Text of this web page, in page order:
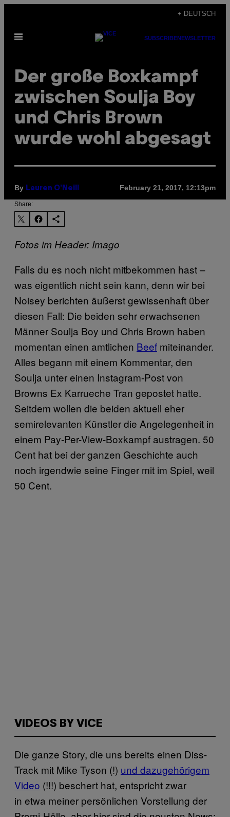
content
+ DEUTSCH
Open
SUBSCRIBENEWSLETTER
Der große Boxkampf
zwischen Soulja Boy
und Chris Brown
wurde wohl abgesagt
By Lauren O'Neill February 21, 2017, 12:13pm
Share:
Fotos im Header: Imago
Falls du es noch nicht mitbekommen hast –
was eigentlich nicht sein kann, denn wir bei
Noisey berichten äußerst gewissenhaft über
diesen Fall: Die beiden sehr erwachsenen
Männer Soulja Boy und Chris Brown haben
momentan einen amtlichen Beef miteinander.
Alles begann mit einem Kommentar, den
Soulja unter einen Instagram-Post von
Browns Ex Karrueche Tran gepostet hatte.
Seitdem wollen die beiden aktuell eher
semirelevanten Künstler die Angelegenheit in
einem Pay-Per-View-Boxkampf austragen. 50
Cent hat bei der ganzen Geschichte auch
noch irgendwie seine Finger mit im Spiel, weil
50 Cent.
VIDEOS BY VICE
Die ganze Story, die uns bereits einen Diss-
Track mit Mike Tyson (!) und dazugehörigem
Video (!!!) beschert hat, entspricht zwar
in etwa meiner persönlichen Vorstellung der